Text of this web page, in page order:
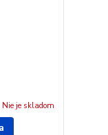
Nie je skladom